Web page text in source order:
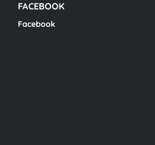
FACEBOOK
Facebook